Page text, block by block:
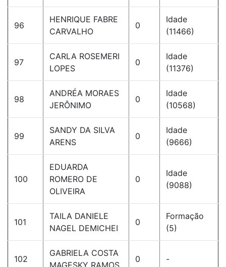
96
HENRIQUE FABRE
CARVALHO
0
Idade
(11466)
97
CARLA ROSEMERI
LOPES
0
Idade
(11376)
98
ANDRÉA MORAES
JERÔNIMO
0
Idade
(10568)
99
SANDY DA SILVA
ARENS
0
Idade
(9666)
100
EDUARDA
ROMERO DE
OLIVEIRA
0
Idade
(9088)
101
TAILA DANIELE
NAGEL DEMICHEI
0
Formação
(5)
102
GABRIELA COSTA
MAGESKY RAMOS
0 -